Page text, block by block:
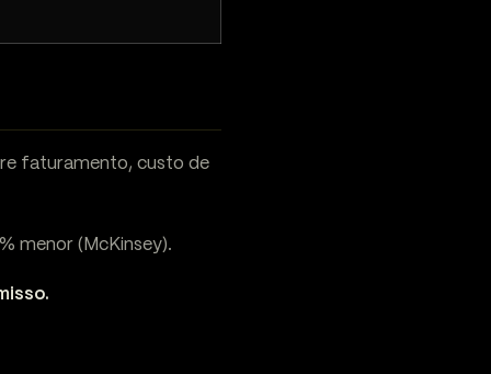
faturamento, custo de
menor (McKinsey).